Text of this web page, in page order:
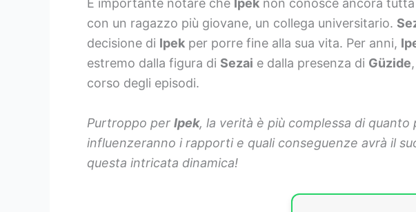
È importante notare che Ipek non conosce ancora
con un ragazzo più giovane, un collega universitario.
decisione di Ipek per porre fine alla sua vita. Per anni,
estremo dalla figura di Sezai e dalla presenza di Güzide
corso degli episodi.
Purtroppo per Ipek, la verità è più complessa di
influenzeranno i rapporti e quali conseguenze avrà il
questa intricata dinamica!